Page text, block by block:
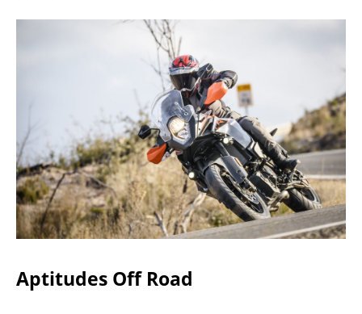
Aptitudes Off Road